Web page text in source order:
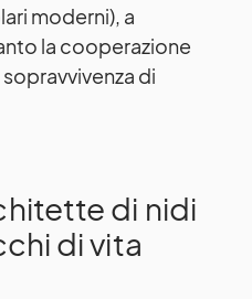
moderni), a
la cooperazione
di
di nidi
di vita